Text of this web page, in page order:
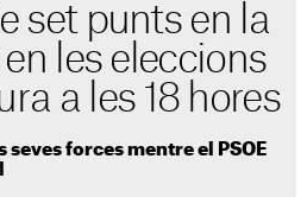
set punts en la
les eleccions
a les 18 hores
seves forces mentre el PSOE